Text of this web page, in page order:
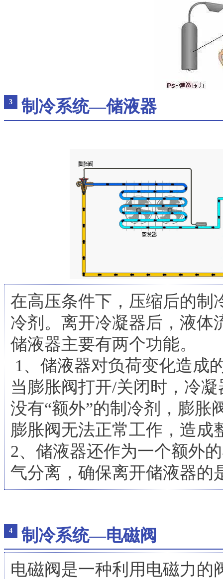
3 制冷系统—储液器
在高压条件下，压缩后的制
冷剂。离开冷凝器后，液体
储液器主要有两个功能。
1、储液器对负荷变化造成
当膨胀阀打开/关闭时，冷
没有“额外”的制冷剂，膨胀
膨胀阀无法正常工作，造成
2、储液器还作为一个额外
气分离，确保离开储液器的
4
制冷系统—电磁阀
电磁阀是一种利用电磁力的